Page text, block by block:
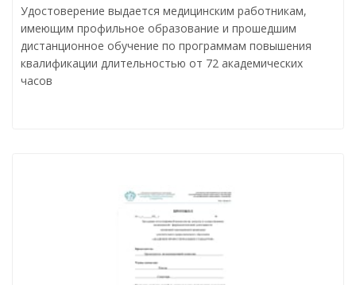
Удостоверение выдается медицинским работникам,
имеющим профильное образование и прошедшим
дистанционное обучение по программам повышения
квалификации длительностью от 72 академических
часов